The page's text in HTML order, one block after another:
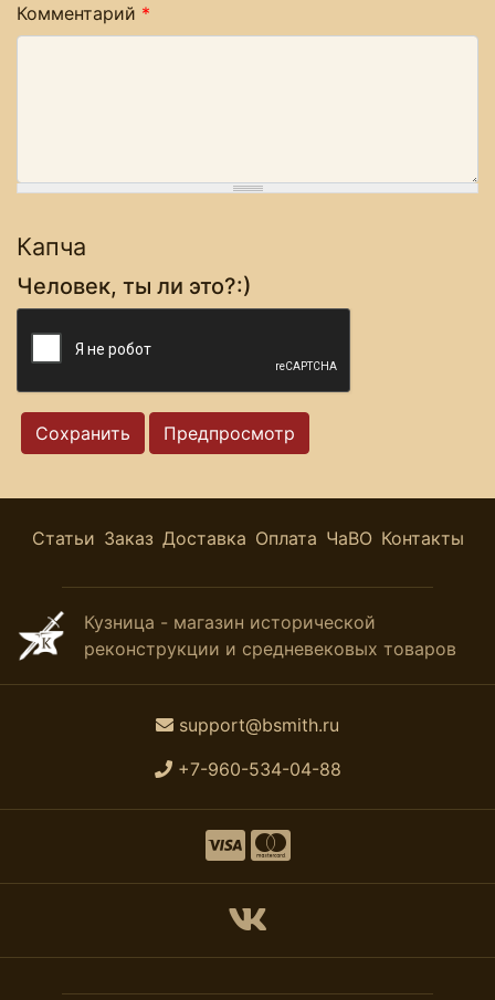
Комментарий *
Капча
Человек, ты ли это?:)
Статьи Заказ Доставка Оплата ЧаВО Контакты
Кузница - магазин исторической
реконструкции и средневековых товаров
support@bsmith.ru
+7-960-534-04-88